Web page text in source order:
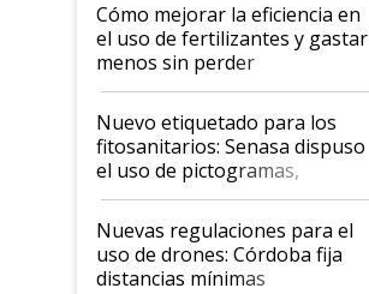
Cómo mejorar la eficiencia en
el uso de fertilizantes y gastar
menos sin perder
productividad en la campaña
fina
Nuevo etiquetado para los
fitosanitarios: Senasa dispuso
el uso de pictogramas,
palabras de advertencia e
indicaciones
Nuevas regulaciones para el
uso de drones: Córdoba fija
distancias mínimas